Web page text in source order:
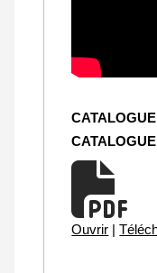
CATALOGUE
Ouvrir |